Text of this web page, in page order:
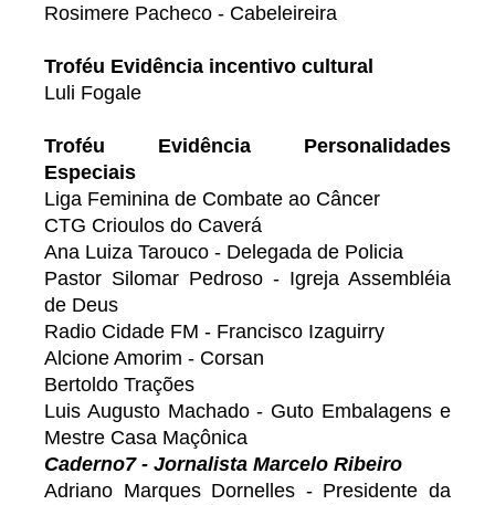
Rosimere Pacheco - Cabeleireira
Troféu Evidência incentivo cultural
Luli Fogale
Troféu Evidência Personalidades
Especiais
Liga Feminina de Combate ao Câncer
CTG Crioulos do Caverá
Ana Luiza Tarouco - Delegada de Policia
Pastor Silomar Pedroso - Igreja Assembléia
de Deus
Radio Cidade FM - Francisco Izaguirry
Alcione Amorim - Corsan
Bertoldo Trações
Luis Augusto Machado - Guto Embalagens e
Mestre Casa Maçônica
Caderno7 - Jornalista Marcelo Ribeiro
Adriano Marques Dornelles - Presidente da